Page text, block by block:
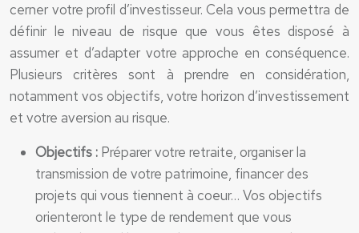
cerner votre profil d’investisseur. Cela vous permettra de
définir le niveau de risque que vous êtes disposé à
assumer et d’adapter votre approche en conséquence.
Plusieurs critères sont à prendre en considération,
notamment vos objectifs, votre horizon d’investissement
et votre aversion au risque.
Objectifs : Préparer votre retraite, organiser la
transmission de votre patrimoine, financer des
projets qui vous tiennent à coeur… Vos objectifs
orienteront le type de rendement que vous